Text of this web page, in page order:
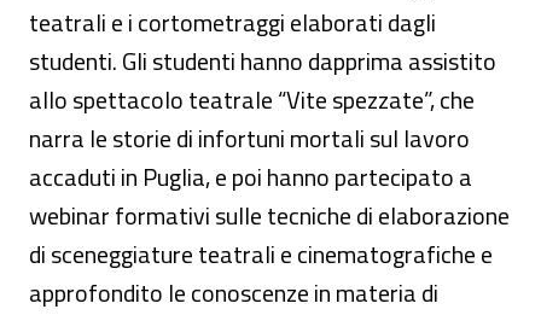
teatrali e i cortometraggi elaborati dagli
studenti. Gli studenti hanno dapprima assistito
allo spettacolo teatrale “Vite spezzate”, che
narra le storie di infortuni mortali sul lavoro
accaduti in Puglia, e poi hanno partecipato a
webinar formativi sulle tecniche di elaborazione
di sceneggiature teatrali e cinematografiche e
approfondito le conoscenze in materia di